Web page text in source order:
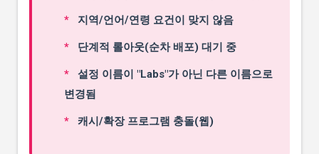
지역/언어/연령 요건이 맞지 않음
단계적 롤아웃(순차 배포) 대기 중
설정 이름이 "Labs"가 아닌 다른 이름으로
변경됨
캐시/확장 프로그램 충돌(웹)